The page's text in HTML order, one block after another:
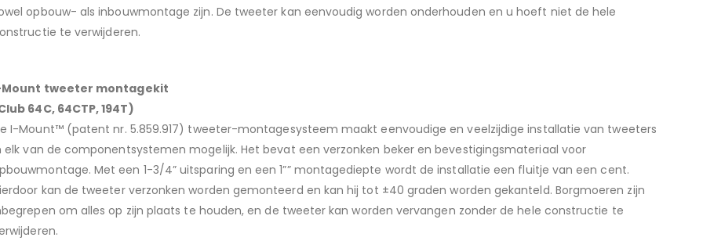
opbouw- als inbouwmontage zijn. De tweeter kan eenvoudig worden onderhouden en u hoeft niet de hele
te verwijderen.
tweeter montagekit
64C, 64CTP, 194T)
I-Mount™ (patent nr. 5.859.917) tweeter-montagesysteem maakt eenvoudige en veelzijdige installatie van tweeters
elk van de componentsystemen mogelijk. Het bevat een verzonken beker en bevestigingsmateriaal voor
Met een 1-3/4” uitsparing en een 1”” montagediepte wordt de installatie een fluitje van een cent.
kan de tweeter verzonken worden gemonteerd en kan hij tot ±40 graden worden gekanteld. Borgmoeren zijn
om alles op zijn plaats te houden, en de tweeter kan worden vervangen zonder de hele constructie te